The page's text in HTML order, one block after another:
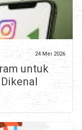
24 Mei 2026
untuk